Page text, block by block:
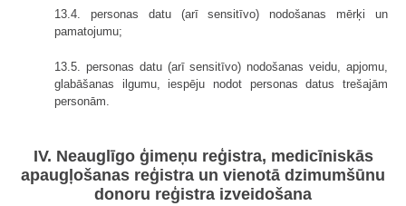
13.4. personas datu (arī sensitīvo) nodošanas mērķi un
pamatojumu;
13.5. personas datu (arī sensitīvo) nodošanas veidu, apjomu,
glabāšanas ilgumu, iespēju nodot personas datus trešajām
personām.
IV. Neauglīgo ģimeņu reģistra, medicīniskās
apaugļošanas reģistra un vienotā dzimumšūnu
donoru reģistra izveidošana